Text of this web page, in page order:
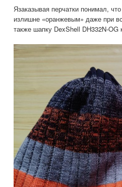
Язаказывая перчатки понимал,
излишне «оранжевым» даже при
также шапку DexShell DH332N-